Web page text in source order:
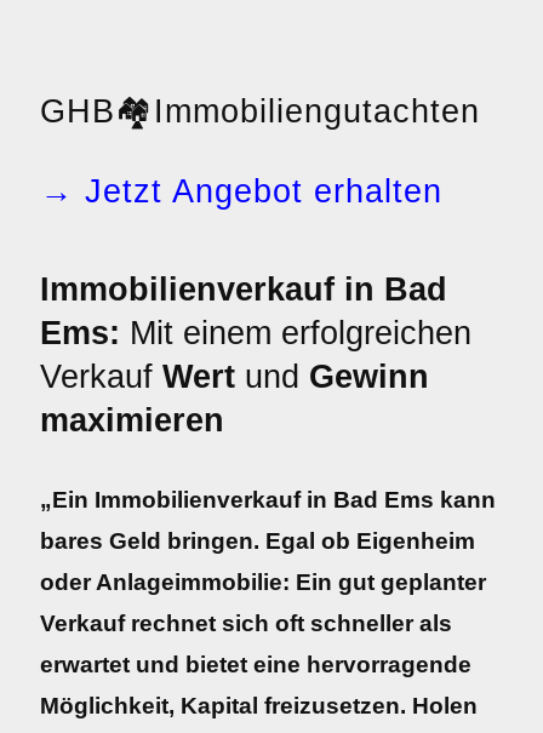
GHB🏘️ Immobiliengutachten
→ Jetzt Angebot erhalten
Immobilienverkauf in Bad
Ems: Mit einem erfolgreichen
Verkauf Wert und Gewinn
maximieren
„Ein Immobilienverkauf in Bad Ems kann
bares Geld bringen. Egal ob Eigenheim
oder Anlageimmobilie: Ein gut geplanter
Verkauf rechnet sich oft schneller als
erwartet und bietet eine hervorragende
Möglichkeit, Kapital freizusetzen. Holen